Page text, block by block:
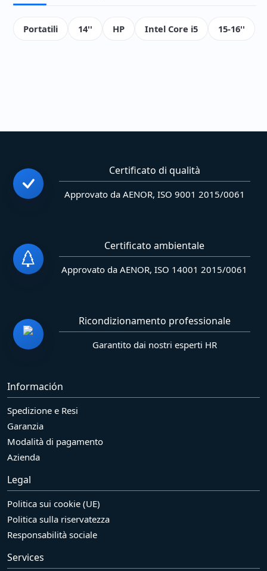
Portatili 14'' HP Intel Core i5 15-16''
Certificato di qualità
Approvato da AENOR, ISO 9001 2015/0061
Certificato ambientale
Approvato da AENOR, ISO 14001 2015/0061
Ricondizionamento professionale
Garantito dai nostri esperti HR
Información
Spedizione e Resi
Garanzia
Modalità di pagamento
Azienda
Legal
Politica sui cookie (UE)
Politica sulla riservatezza
Responsabilità sociale
Services